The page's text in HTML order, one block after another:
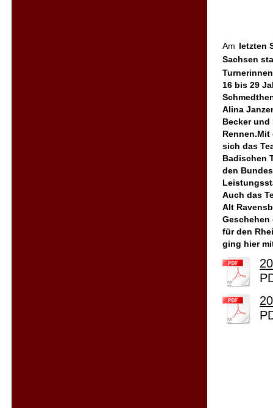
Am letzten
Sachsen
16 bis 29
Alina
Becker und
sich das
Badischen
den
Auch das
Alt
Geschehen
für den
ging hier